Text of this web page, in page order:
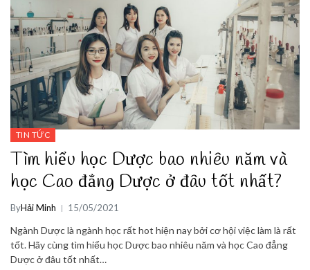
TIN TỨC
Tìm hiểu học Dược bao nhiêu năm và
học Cao đẳng Dược ở đâu tốt nhất?
ByHải Minh 15/05/2021
Ngành Dược là ngành học rất hot hiện nay bởi cơ hội việc làm là rất
tốt. Hãy cùng tìm hiểu học Dược bao nhiêu năm và học Cao đẳng
Dược ở đâu tốt nhất…